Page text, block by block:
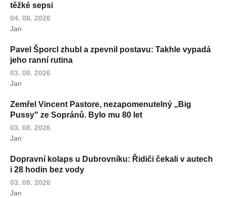
těžké sepsi
04. 08. 2026
Jan
Pavel Šporcl zhubl a zpevnil postavu: Takhle vypadá
jeho ranní rutina
03. 08. 2026
Jan
Zemřel Vincent Pastore, nezapomenutelný „Big
Pussy" ze Sopránů. Bylo mu 80 let
03. 08. 2026
Jan
Dopravní kolaps u Dubrovníku: Řidiči čekali v autech
i 28 hodin bez vody
03. 08. 2026
Jan